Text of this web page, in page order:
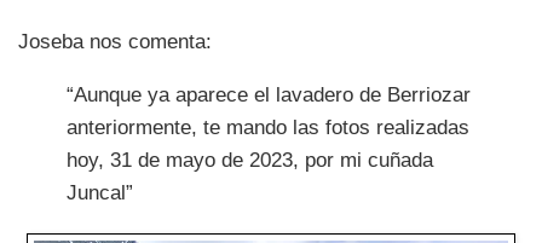
Joseba nos comenta:
“Aunque ya aparece el lavadero de Berriozar
anteriormente, te mando las fotos realizadas
hoy, 31 de mayo de 2023, por mi cuñada
Juncal”